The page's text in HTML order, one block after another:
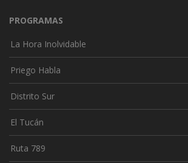
PROGRAMAS
La Hora Inolvidable
Priego Habla
Distrito Sur
El Tucán
Ruta 789